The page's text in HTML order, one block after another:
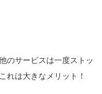
のサービスは一度ストッ
れは大きなメリット！